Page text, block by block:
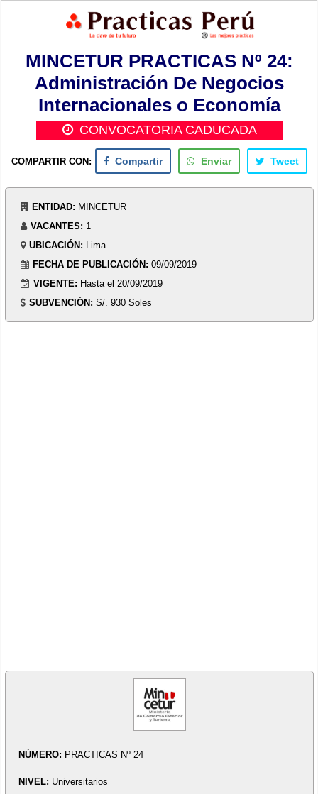
MINCETUR PRACTICAS Nº 24:
Administración De Negocios
Internacionales o Economía
CONVOCATORIA CADUCADA
COMPARTIR CON: Compartir Enviar Tweet
ENTIDAD: MINCETUR
VACANTES: 1
UBICACIÓN:
Lima
FECHA DE PUBLICACIÓN: 09/09/2019
VIGENTE: Hasta el 20/09/2019
SUBVENCIÓN: S/. 930 Soles
NÚMERO: PRACTICAS Nº 24
NIVEL: Universitarios